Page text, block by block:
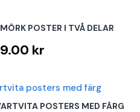
POSTER I TVÅ DELAR
kr
POSTERS MED FÄRG